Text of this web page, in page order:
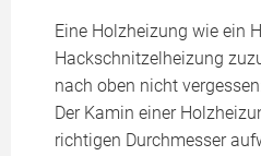
Eine Holzheizung wie ein
Hackschnitzelheizung
nach oben nicht
Der Kamin einer
richtigen Durchmesser